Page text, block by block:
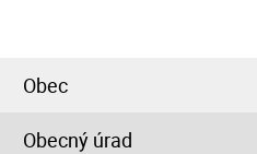
Obec
Obecný úrad